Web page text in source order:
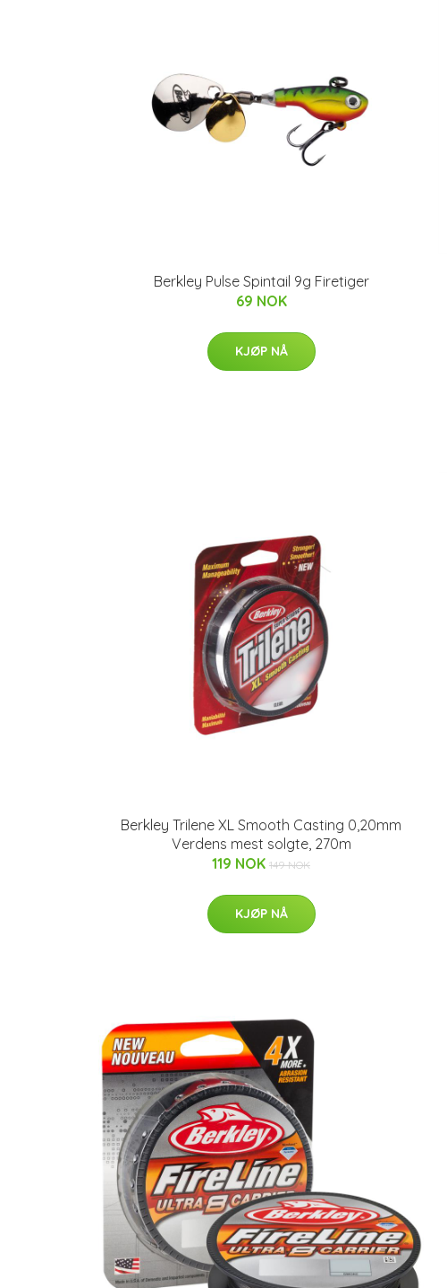
Berkley Pulse Spintail 9g Firetiger
69 NOK
KJØP NÅ
Berkley Trilene XL Smooth Casting 0,20mm
Verdens mest solgte, 270m
119 NOK 149 NOK
KJØP NÅ